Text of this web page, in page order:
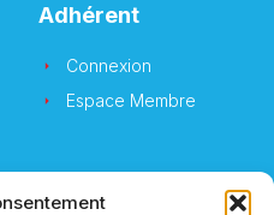
Adhérent
Connexion
Espace Membre